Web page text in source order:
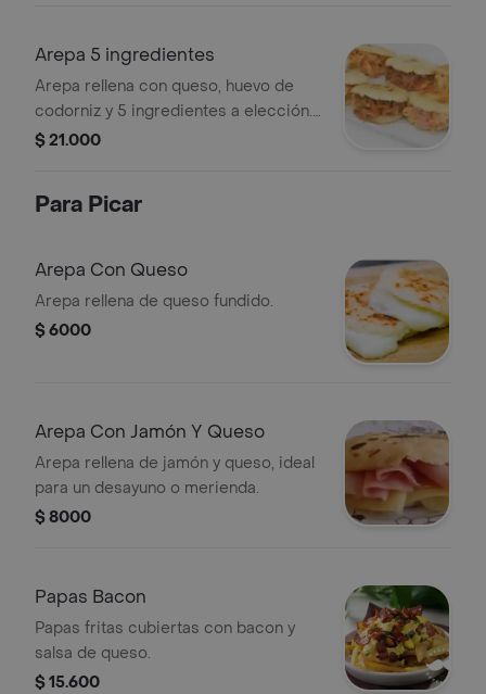
Arepa 5 ingredientes
Arepa rellena con queso, huevo de
codorniz y 5 ingredientes a elección.
Opciones visibles: carne
$ 21.000
Para Picar
Arepa Con Queso
Arepa rellena de queso fundido.
$ 6000
Arepa Con Jamón Y Queso
Arepa rellena de jamón y queso, ideal
para un desayuno o merienda.
$ 8000
Papas Bacon
Papas fritas cubiertas con bacon y
salsa de queso.
$ 15.600